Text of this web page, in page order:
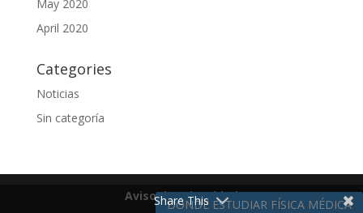
DÓNDE ESTUDIAR FÍSICA MÉDICA
May 2020
April 2020
Categories
Noticias
Sin categoría
Aviso de Privacidad
Share This